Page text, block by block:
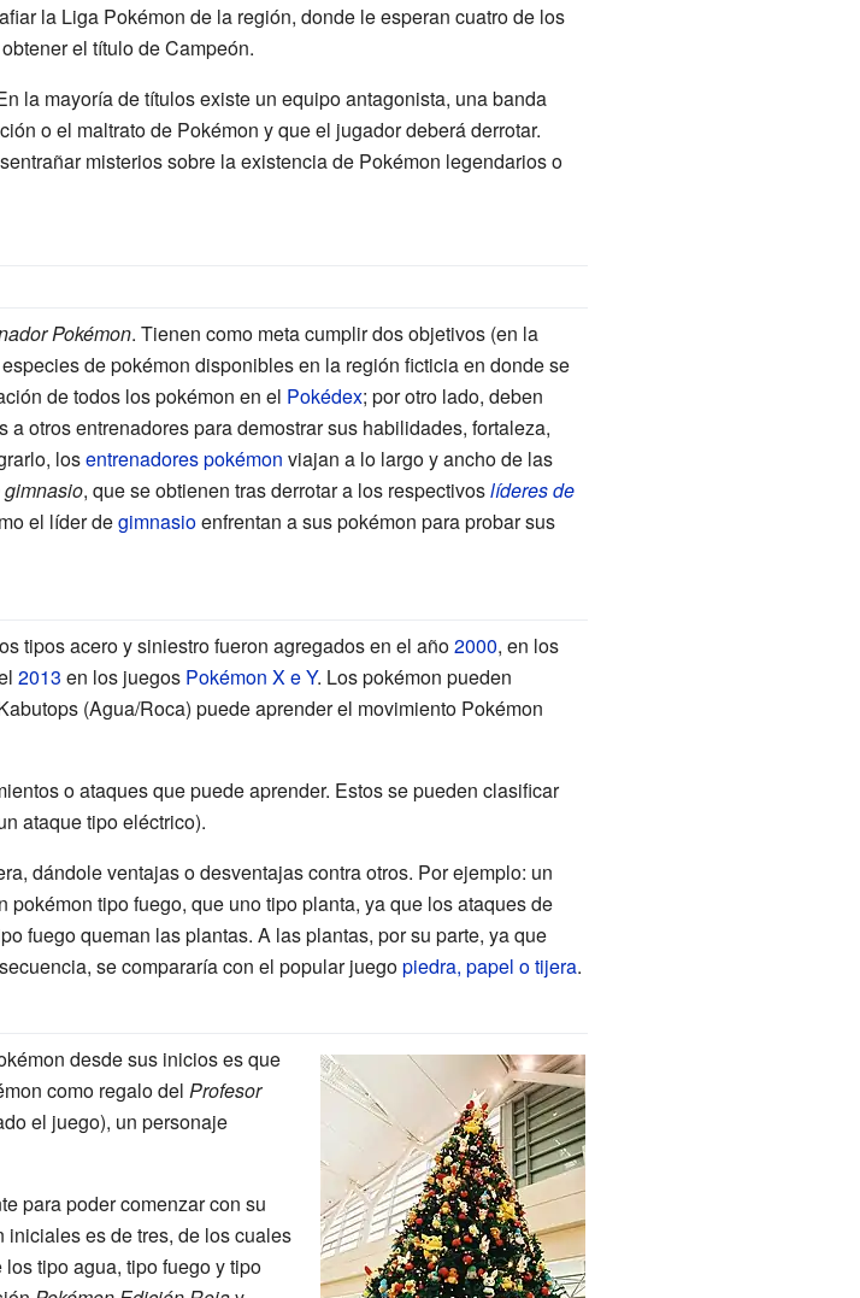
la Liga Pokémon de la región, donde le esperan cuatro de los
el título de Campeón.
la mayoría de títulos existe un equipo antagonista, una banda
o el maltrato de Pokémon y que el jugador deberá derrotar.
misterios sobre la existencia de Pokémon legendarios o
Pokémon. Tienen como meta cumplir dos objetivos (en la
de pokémon disponibles en la región ficticia en donde se
de todos los pokémon en el Pokédex; por otro lado, deben
otros entrenadores para demostrar sus habilidades, fortaleza,
losentrenadores pokémon viajan a lo largo y ancho de las
, que se obtienen tras derrotar a los respectivoslíderes de
el líder degimnasioenfrentan a sus pokémon para probar sus
tipos acero y siniestro fueron agregados en el año2000, en los
2013 en los juegos Pokémon X e Y. Los pokémon pueden
(Agua/Roca) puede aprender el movimiento Pokémon
o ataques que puede aprender. Estos se pueden clasificar
ataque tipo eléctrico).
dándole ventajas o desventajas contra otros. Por ejemplo: un
tipo fuego, que uno tipo planta, ya que los ataques de
fuego queman las plantas. A las plantas, por su parte, ya que
se compararía con el popular juegopiedra, papel o tijera.
desde sus inicios es que
como regalo del Profesor
el juego), un personaje
para poder comenzar con su
es de tres, de los cuales
tipo agua, tipo fuego y tipo